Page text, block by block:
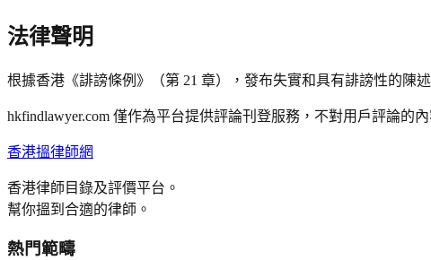
法律聲明
根據香港《誹謗條例》（第 21 章），發布失實和具有誹謗性的陳
hkfindlawyer.com 僅作為平台提供評論刊登服務，不對用戶評論的
香港搵律師網
香港律師目錄及評價平台。
幫你搵到合適的律師。
熱門範疇